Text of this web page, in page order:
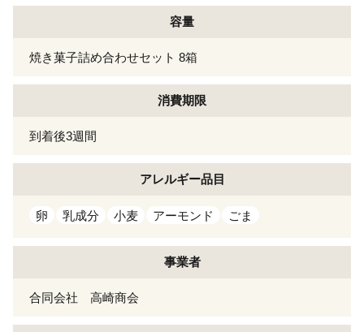
容量
焼き菓子詰め合わせセット 8箱
消費期限
到着後3週間
アレルギー品目
卵 乳成分 小麦 アーモンド ごま
事業者
合同会社 高崎商会